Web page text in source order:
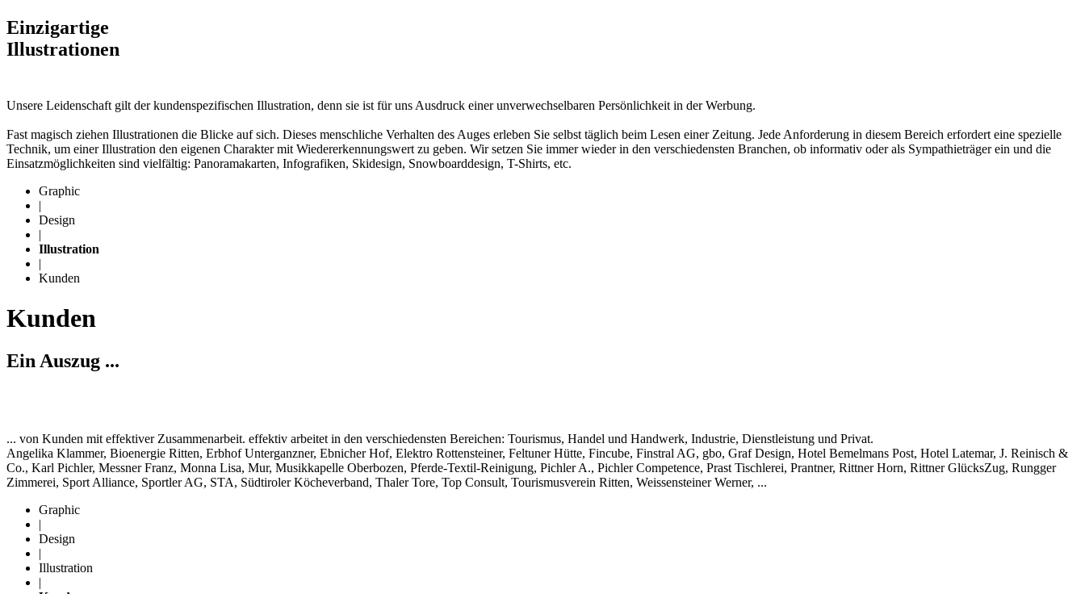
Einzigartige
Illustrationen
Unsere Leidenschaft gilt der kundenspezifischen Illustration, denn sie ist für uns Ausdruck einer unverwechselbaren Persönlichkeit in der Werbung.
Fast magisch ziehen Illustrationen die Blicke auf sich. Dieses menschliche Verhalten des Auges erleben Sie selbst täglich beim Lesen einer Zeitung. Jede Anforderung in diesem Bereich erfordert eine spezielle
Technik, um einer Illustration den eigenen Charakter mit Wiedererkennungswert zu geben. Wir setzen Sie immer wieder in den verschiedensten Branchen, ob informativ oder als Sympathieträger ein und die
Einsatzmöglichkeiten sind vielfältig: Panoramakarten, Infografiken, Skidesign, Snowboarddesign, T-Shirts, etc.
Graphic
|
Design
|
Illustration
|
Kunden
Kunden
Ein Auszug ...
... von Kunden mit effektiver Zusammenarbeit. effektiv arbeitet in den verschiedensten Bereichen: Tourismus, Handel und Handwerk, Industrie, Dienstleistung und Privat.
Angelika Klammer, Bioenergie Ritten, Erbhof Unterganzner, Ebnicher Hof, Elektro Rottensteiner, Feltuner Hütte, Fincube, Finstral AG, gbo, Graf Design, Hotel Bemelmans Post, Hotel Latemar, J. Reinisch &
Co., Karl Pichler, Messner Franz, Monna Lisa, Mur, Musikkapelle Oberbozen, Pferde-Textil-Reinigung, Pichler A., Pichler Competence, Prast Tischlerei, Prantner, Rittner Horn, Rittner GlücksZug, Rungger
Zimmerei, Sport Alliance, Sportler AG, STA, Südtiroler Köcheverband, Thaler Tore, Top Consult, Tourismusverein Ritten, Weissensteiner Werner, ...
Graphic
|
Design
|
Illustration
|